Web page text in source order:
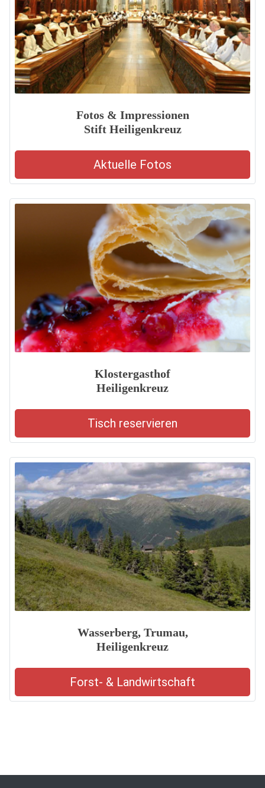
Fotos & Impressionen
Stift Heiligenkreuz
Aktuelle Fotos
Klostergasthof
Heiligenkreuz
Tisch reservieren
Wasserberg, Trumau,
Heiligenkreuz
Forst- & Landwirtschaft